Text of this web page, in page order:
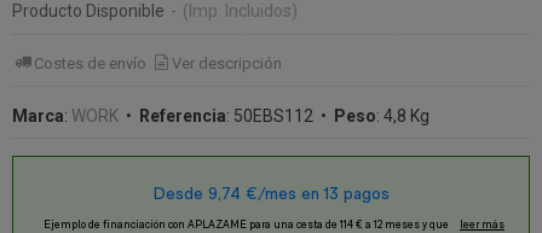
Producto Disponible - (Imp. Incluidos)
Costes de envío Ver descripción
Marca: WORK • Referencia: 50EBS112 • Peso: 4,8 Kg